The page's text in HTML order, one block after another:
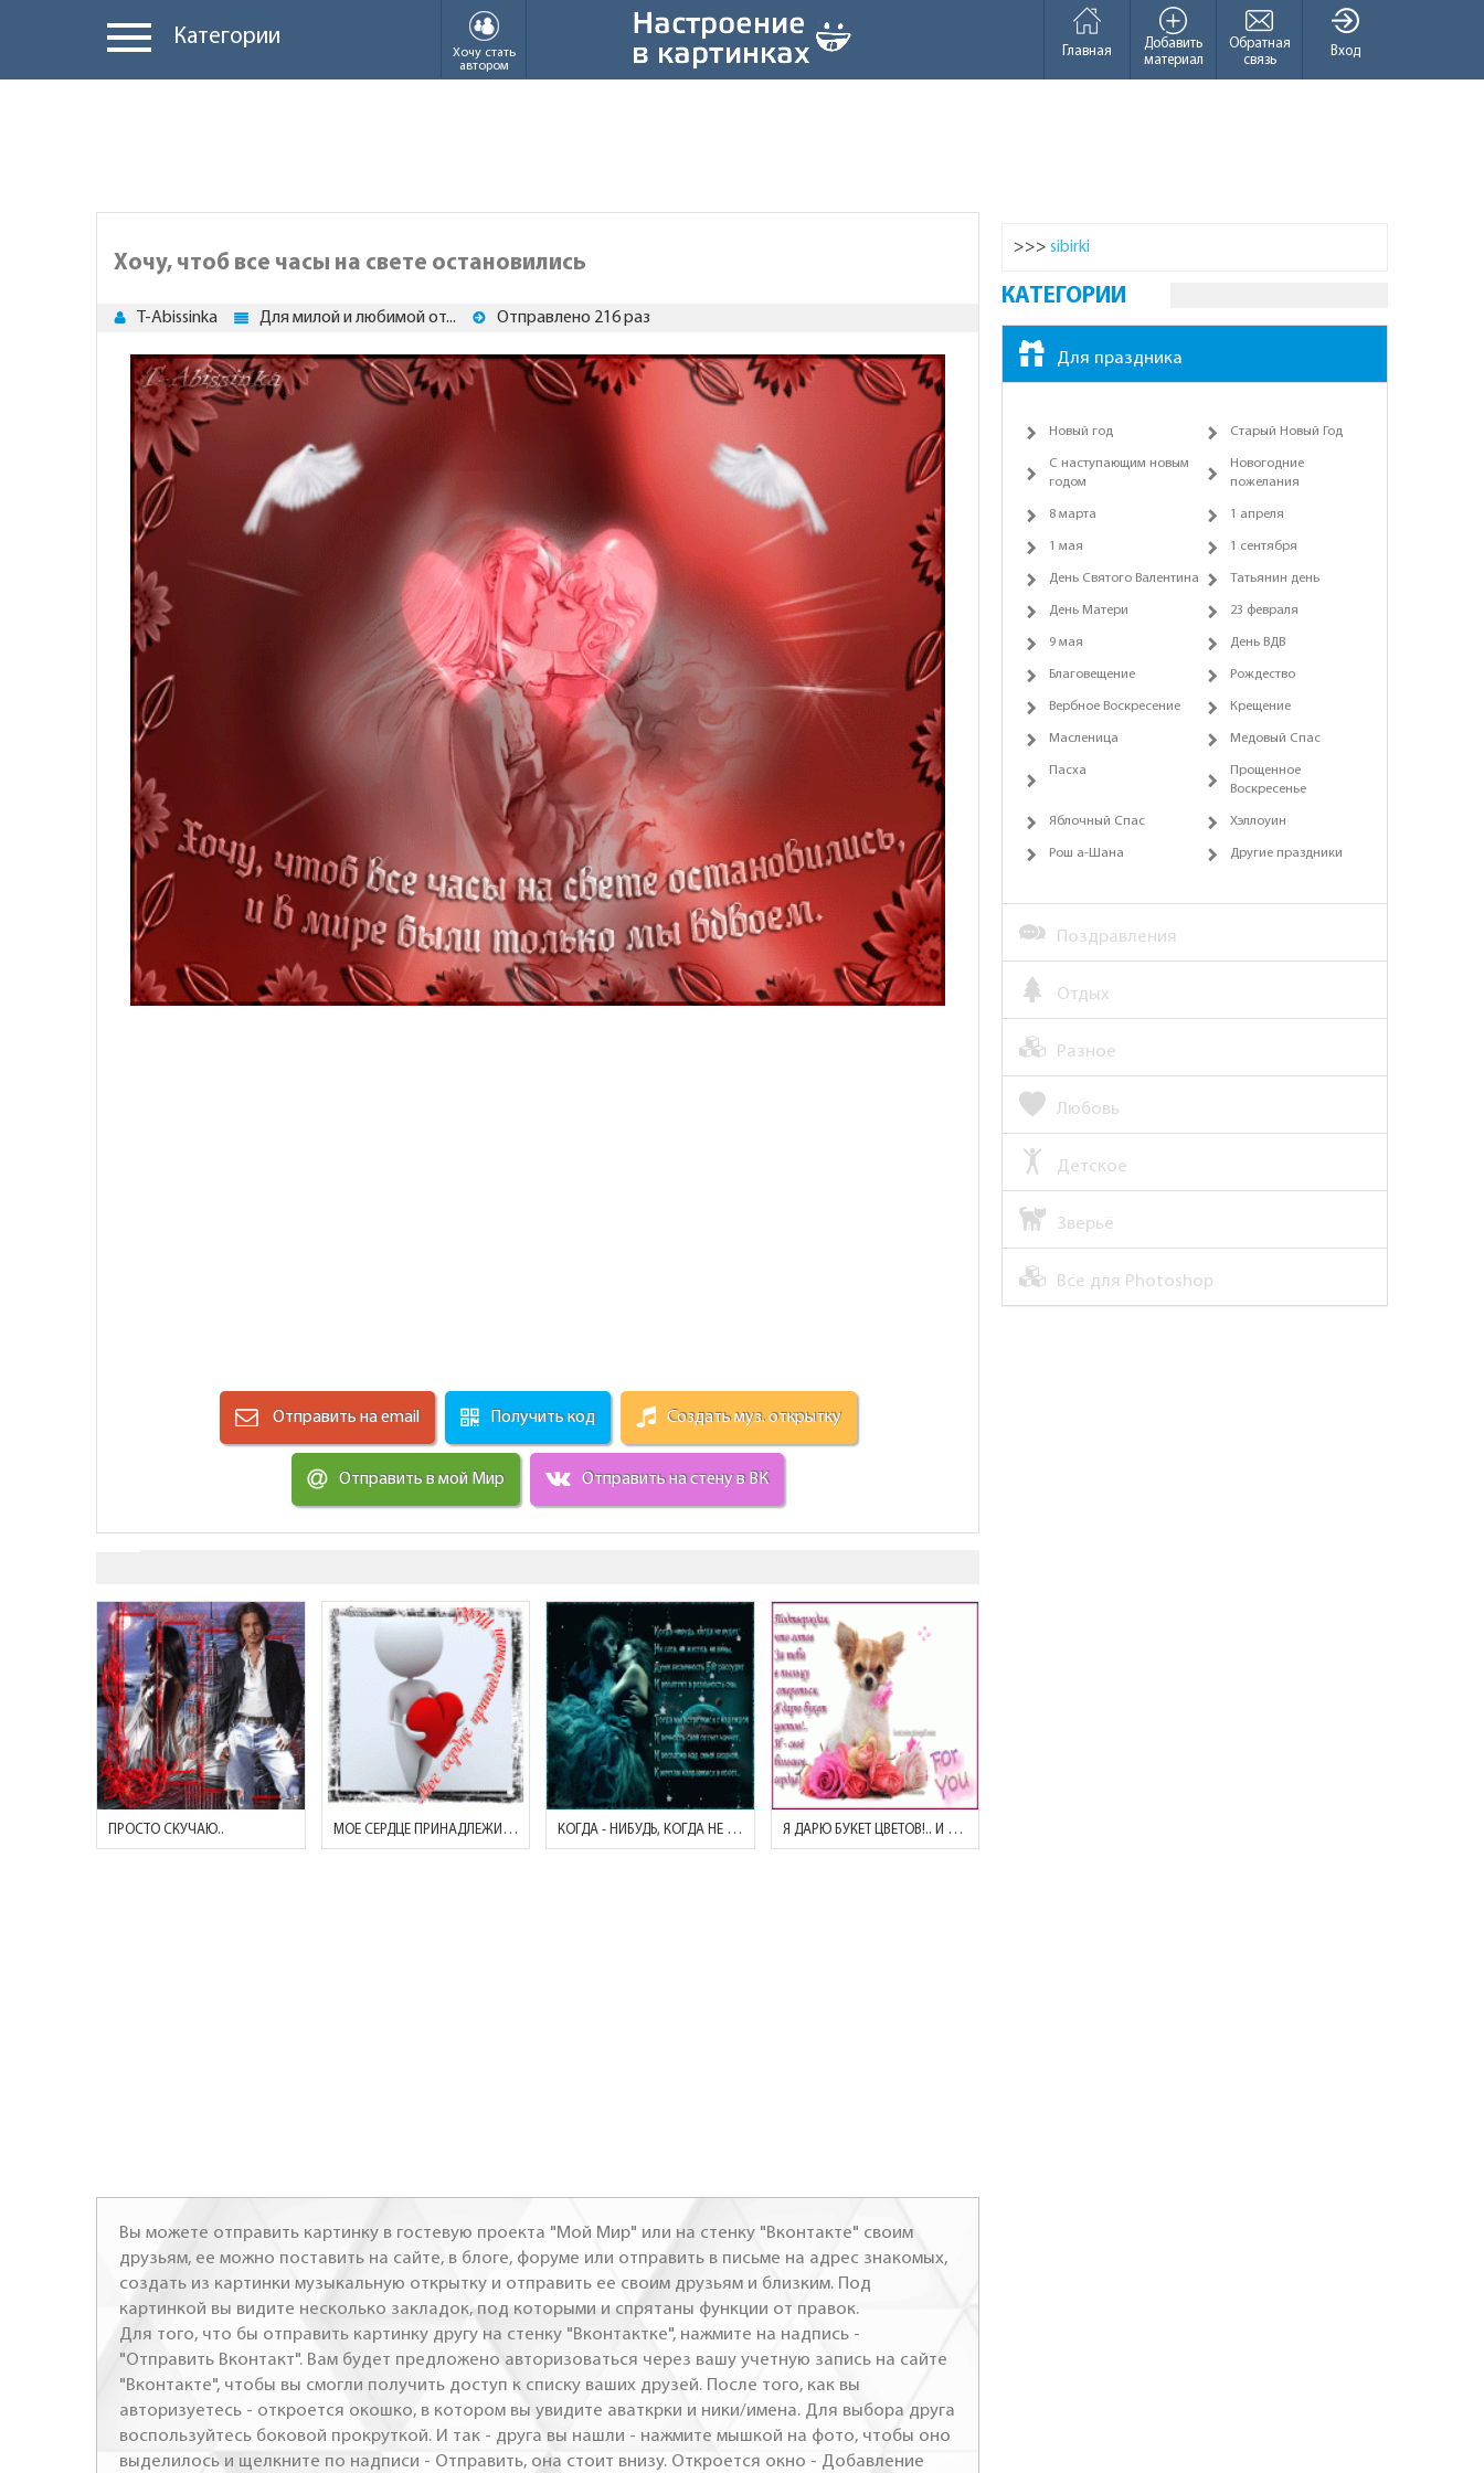
Категории
Хочу стать
автором
Вход
Обратная
связь
Добавить
материал
Главная
Хочу, чтоб все часы на свете остановились
T-Abissinka Для милой и любимой от... Отправлено 216 раз
Отправить на email Получить код Создать муз. открытку
Отправить в мой Мир Отправить на стену в ВК
ПРОСТО СКУЧАЮ.. МОЕ СЕРДЦЕ ПРИНАДЛЕЖИТ ТЕБЕ! КОГДА - НИБУДЬ, КОГДА НЕ БУДЕТ НИ СЛОВ, НИ.. Я ДАРЮ БУКЕТ ЦВЕТОВ!.. И СВОЕ БОЛЬШОЕ СЕРДЦЕ!
Вы можете отправить картинку в гостевую проекта "Мой Мир" или на стенку "Вконтакте" своим
друзьям, ее можно поставить на сайте, в блоге, форуме или отправить в письме на адрес знакомых,
создать из картинки музыкальную открытку и отправить ее своим друзьям и близким. Под
картинкой вы видите несколько закладок, под которыми и спрятаны функции от правок.
Для того, что бы отправить картинку другу на стенку "Вконтактке", нажмите на надпись -
"Отправить Вконтакт". Вам будет предложено авторизоваться через вашу учетную запись на сайте
"Вконтакте", чтобы вы смогли получить доступ к списку ваших друзей. После того, как вы
авторизуетесь - откроется окошко, в котором вы увидите аваткрки и ники/имена. Для выбора друга
воспользуйтесь боковой прокруткой. И так - друга вы нашли - нажмите мышкой на фото, чтобы оно
выделилось и щелкните по надписи - Отправить, она стоит внизу. Откроется окно - Добавление
>>> sibirki
КАТЕГОРИИ
Для праздника
Новый год Старый Новый Год
С наступающим новым
годом
Новогодние
пожелания
8 марта 1 апреля
1 мая 1 сентября
День Святого Валентина Татьянин день
День Матери 23 февраля
9 мая День ВДВ
Благовещение Рождество
Вербное Воскресение Крещение
Масленица Медовый Спас
Пасха
Прощенное
Воскресенье
Яблочный Спас Хэллоуин
Рош а-Шана Другие праздники
Поздравления
Отдых
Разное
Любовь
Детское
Зверьё
Все для Photoshop